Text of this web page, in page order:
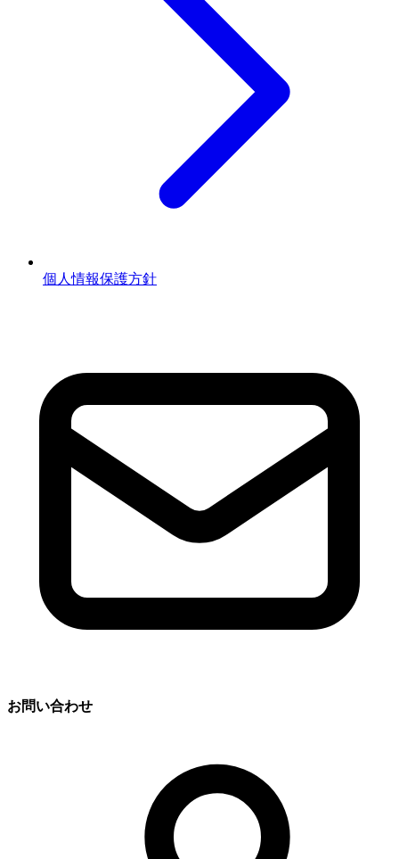
個人情報保護方針
お問い合わせ